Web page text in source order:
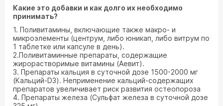
Какие это добавки и как долго их необходимо
принимать?
1. Поливитамины, включающие также макро- и
микроэлементы (центрум, либо юникап, либо витрум по
1 таблетке или капсуле в день).
2.Поливитаминные препараты, содержащие
жирорастворимые витамины (Аевит).
3. Препараты кальция в суточной дозе 1500-2000 мг
(Кальций-D3). Неприменение кальций-содержащих
препаратов увеличивает риск развития остеопороза
4. Препараты железа (Сульфат железа в суточной дозе